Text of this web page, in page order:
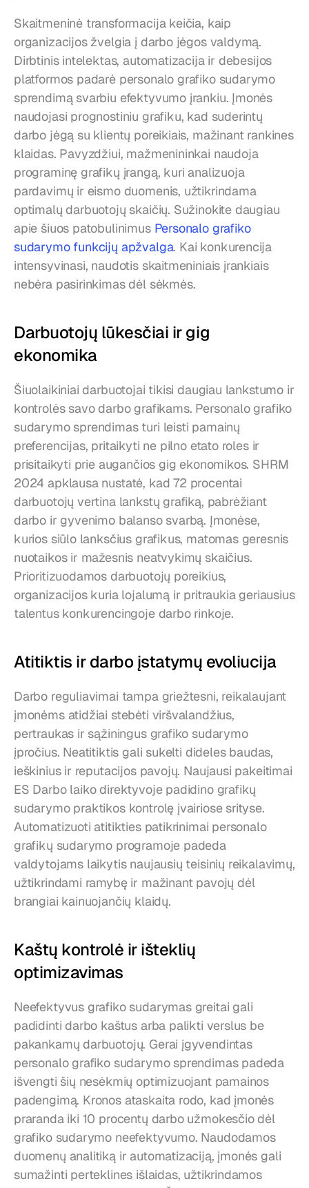
Skaitmeninė transformacija keičia, kaip
organizacijos žvelgia į darbo jėgos valdymą.
Dirbtinis intelektas, automatizacija ir debesijos
platformos padarė personalo grafiko sudarymo
sprendimą svarbiu efektyvumo įrankiu. Įmonės
naudojasi prognostiniu grafiku, kad suderintų
darbo jėgą su klientų poreikiais, mažinant rankines
klaidas. Pavyzdžiui, mažmenininkai naudoja
programinę grafikų įrangą, kuri analizuoja
pardavimų ir eismo duomenis, užtikrindama
optimalų darbuotojų skaičių. Sužinokite daugiau
apie šiuos patobulinimus Personalo grafiko
sudarymo funkcijų apžvalga. Kai konkurencija
intensyvinasi, naudotis skaitmeniniais įrankiais
nebėra pasirinkimas dėl sėkmės.
Darbuotojų lūkesčiai ir gig
ekonomika
Šiuolaikiniai darbuotojai tikisi daugiau lankstumo ir
kontrolės savo darbo grafikams. Personalo grafiko
sudarymo sprendimas turi leisti pamainų
preferencijas, pritaikyti ne pilno etato roles ir
prisitaikyti prie augančios gig ekonomikos. SHRM
2024 apklausa nustatė, kad 72 procentai
darbuotojų vertina lankstų grafiką, pabrėžiant
darbo ir gyvenimo balanso svarbą. Įmonėse,
kurios siūlo lanksčius grafikus, matomas geresnis
nuotaikos ir mažesnis neatvykimų skaičius.
Prioritizuodamos darbuotojų poreikius,
organizacijos kuria lojalumą ir pritraukia geriausius
talentus konkurencingoje darbo rinkoje.
Atitiktis ir darbo įstatymų evoliucija
Darbo reguliavimai tampa griežtesni, reikalaujant
įmonėms atidžiai stebėti viršvalandžius,
pertraukas ir sąžiningus grafiko sudarymo
įpročius. Neatitiktis gali sukelti dideles baudas,
ieškinius ir reputacijos pavojų. Naujausi pakeitimai
ES Darbo laiko direktyvoje padidino grafikų
sudarymo praktikos kontrolę įvairiose srityse.
Automatizuoti atitikties patikrinimai personalo
grafikų sudarymo programoje padeda
valdytojams laikytis naujausių teisinių reikalavimų,
užtikrindami ramybę ir mažinant pavojų dėl
brangiai kainuojančių klaidų.
Kaštų kontrolė ir išteklių
optimizavimas
Neefektyvus grafiko sudarymas greitai gali
padidinti darbo kaštus arba palikti verslus be
pakankamų darbuotojų. Gerai įgyvendintas
personalo grafiko sudarymo sprendimas padeda
išvengti šių nesėkmių optimizuojant pamainos
padengimą. Kronos ataskaita rodo, kad įmonės
praranda iki 10 procentų darbo užmokesčio dėl
grafiko sudarymo neefektyvumo. Naudodamos
duomenų analitiką ir automatizaciją, įmonės gali
sumažinti perteklines išlaidas, užtikrindamos